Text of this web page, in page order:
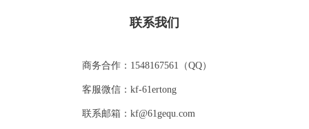
联系我们
商务合作：1548167561（QQ）
客服微信：kf-61ertong
联系邮箱：kf@61gequ.com